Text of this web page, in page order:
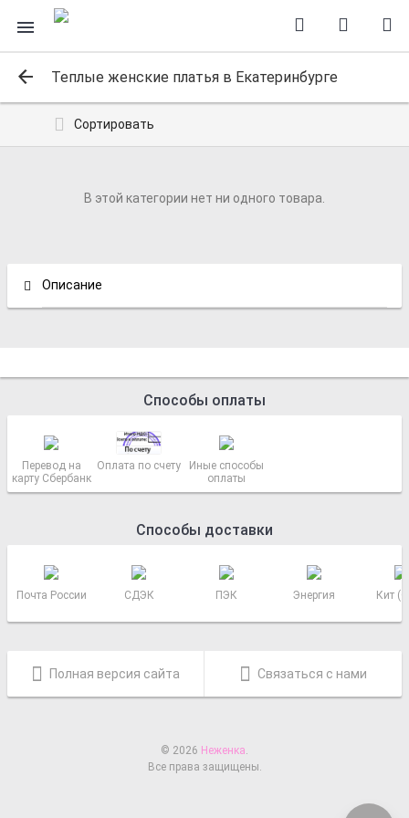
Теплые женские платья в Екатеринбурге
Сортировать
В этой категории нет ни одного товара.
Описание
Способы оплаты
Перевод на
карту Сбербанк
Оплата по счету
Иные способы
оплаты
Способы доставки
Почта России СДЭК ПЭК Энергия Кит
Полная версия сайта Связаться с нами
© 2026 Неженка.
Все права защищены.